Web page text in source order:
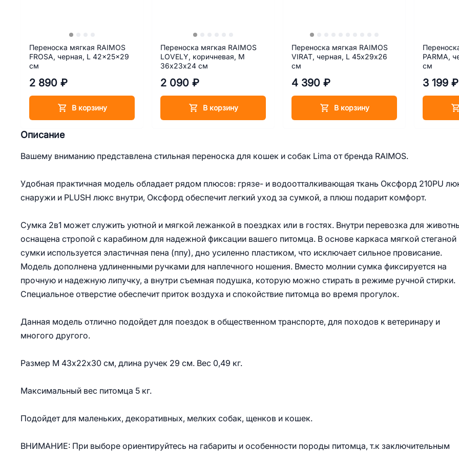
Описание
Вашему вниманию представлена стильная переноска для кошек и собак Lima от бренда RAIMOS.
Удобная практичная модель обладает рядом плюсов: грязе- и водоотталкивающая ткань Оксфорд 210PU
снаружи и PLUSH люкс внутри, Оксфорд обеспечит легкий уход за сумкой, а плюш подарит комфорт.
Сумка 2в1 может служить уютной и мягкой лежанкой в поездках или в гостях. Внутри перевозка для
оснащена стропой с карабином для надежной фиксации вашего питомца. В основе каркаса мягкой стеганой
сумки используется эластичная пена (ппу), дно усиленно пластиком, что исключает сильное провисание.
Модель дополнена удлиненными ручками для наплечного ношения. Вместо молнии сумка фиксируется на
прочную и надежную липучку, а внутри съемная подушка, которую можно стирать в режиме ручной стирки.
Специальное отверстие обеспечит приток воздуха и спокойствие питомца во время прогулок.
Данная модель отлично подойдет для поездок в общественном транспорте, для походов к ветеринару и
многого другого.
Размер М 43х22х30 см, длина ручек 29 см. Вес 0,49 кг.
Максимальный вес питомца 5 кг.
Подойдет для маленьких, декоративных, мелких собак, щенков и кошек.
ВНИМАНИЕ: При выборе ориентируйтесь на габариты и особенности породы питомца, т.к заключительным
Переноска мягкая RAIMOS
FROSA, черная, L 42x25x29
см
2 890 ₽
В корзину
Переноска мягкая RAIMOS
LOVELY, коричневая, М
36х23х24 см
2 090 ₽
В корзину
Переноска мягкая RAIMOS
VIRAT, черная, L 45х29х26
см
4 390 ₽
В корзину
PARMA,
см
3 199 ₽